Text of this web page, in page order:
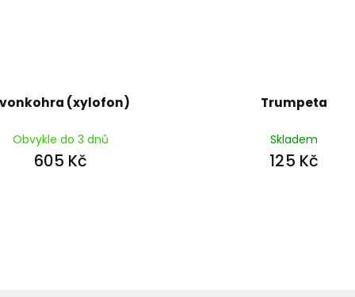
(xylofon)
Obvykle do 3 dnů
605 Kč
Trumpeta
Skladem
125 Kč